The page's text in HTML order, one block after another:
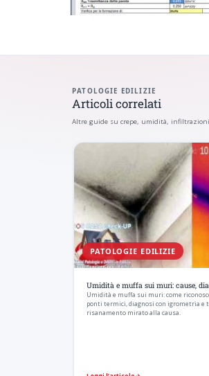
PATOLOGIE EDILIZIE
Articoli correlati
Altre guide su crepe, umidità,
PATOLOGIE EDILIZIE
Umidità e muffa sui muri: cause,
Umidità e muffa sui muri: come
ponti termici, diagnosi con igrometria e
risanamento mirato alla causa.